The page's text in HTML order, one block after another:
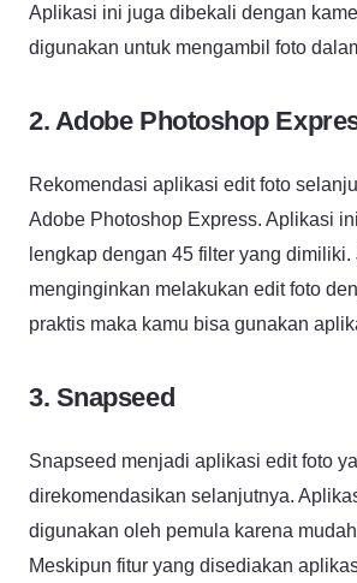
Aplikasi ini juga dibekali dengan
digunakan untuk mengambil foto
2. Adobe Photoshop
Rekomendasi aplikasi edit foto
Adobe Photoshop Express. Aplikasi
lengkap dengan 45 filter yang dimiliki.
menginginkan melakukan edit foto
praktis maka kamu bisa gunakan
3. Snapseed
Snapseed menjadi aplikasi edit foto
direkomendasikan selanjutnya.
digunakan oleh pemula karena
Meskipun fitur yang disediakan